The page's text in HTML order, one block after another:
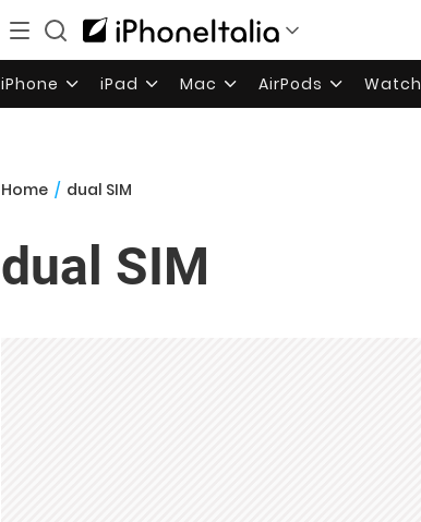
iPhone iPad Mac AirPods Watch
Home / dual SIM
dual SIM